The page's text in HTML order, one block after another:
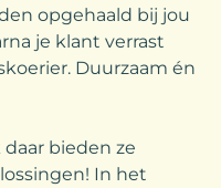
opgehaald bij jou
je klant verrast
Duurzaam én
bieden ze
In het